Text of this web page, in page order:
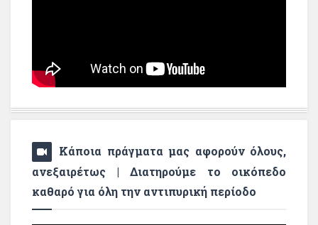
Κάποια πράγματα μας αφορούν όλους,
ανεξαιρέτως | Διατηρούμε το οικόπεδο
καθαρό για όλη την αντιπυρική περίοδο